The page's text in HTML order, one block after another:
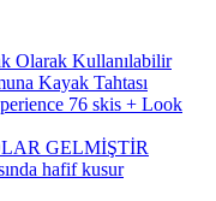
Olarak Kullanılabilir
Kayak Tahtası
76 skis + Look
GELMİŞTİR
hafif kusur